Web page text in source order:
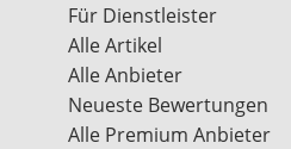
Für Dienstleister
Alle Artikel
Alle Anbieter
Neueste Bewertungen
Alle Premium Anbieter